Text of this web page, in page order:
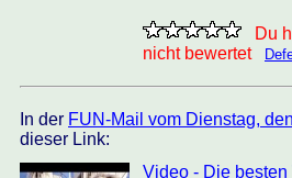
Du
nicht bewertet
In der FUN-Mail vom Dienstag,
dieser Link:
Video - Die